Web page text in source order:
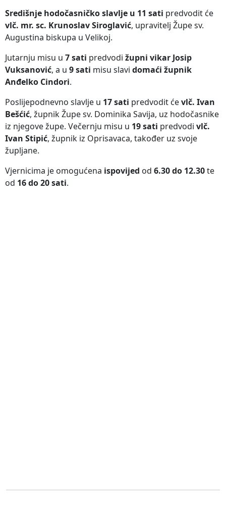
Središnje hodočasničko slavlje u 11 sati predvodit će
vlč. mr. sc. Krunoslav Siroglavić, upravitelj Župe sv.
Augustina biskupa u Velikoj.
Jutarnju misu u 7 sati predvodi župni vikar Josip
Vuksanović, a u 9 sati misu slavi domaći župnik
Anđelko Cindori.
Poslijepodnevno slavlje u 17 sati predvodit ćevlč. Ivan
Bešćić, župnik Župe sv. Dominika Savija, uz hodočasnike
iz njegove župe. Večernju misu u 19 sati predvodi vlč.
Ivan Stipić, župnik iz Oprisavaca, također uz svoje
župljane.
Vjernicima je omogućena ispovijed od 6.30 do 12.30te
od 16 do 20 sati.